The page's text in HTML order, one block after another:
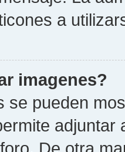
a
imagenes?
se pueden